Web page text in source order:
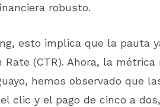
robusto.
esto implica que la pauta
(CTR). Ahora, la métrica
hemos observado que
clic y el pago de cinco a